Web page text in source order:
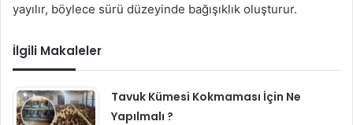
yayılır, böylece sürü düzeyinde bağışıklık oluşturur.
İlgili Makaleler
Tavuk Kümesi Kokmaması İçin Ne
Yapılmalı ?